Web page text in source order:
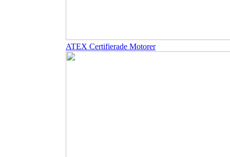
ATEX Certifierade Motorer